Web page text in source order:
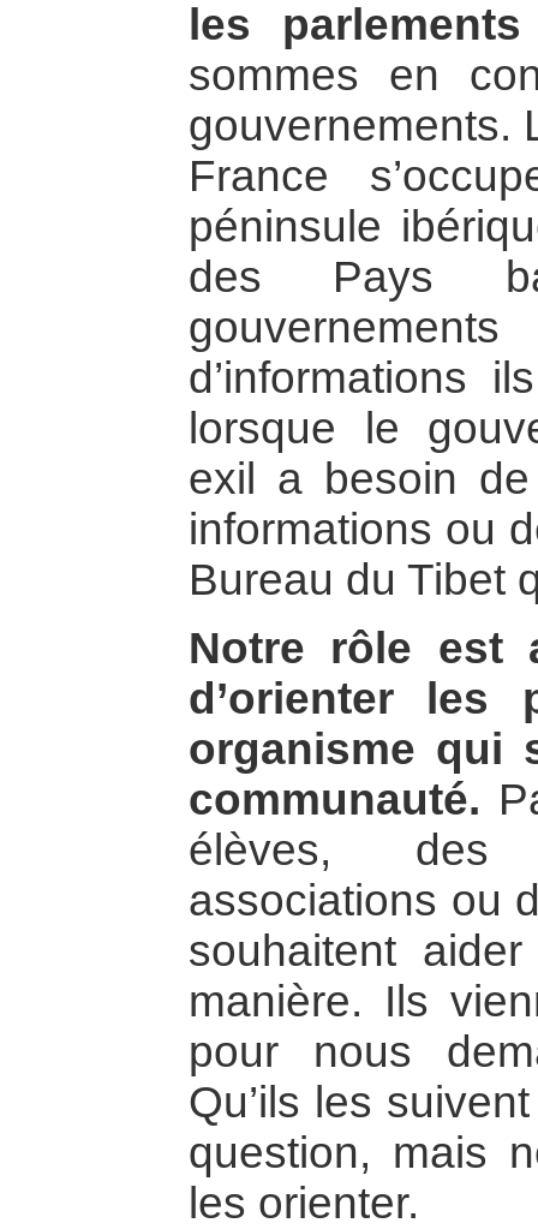
les
sommes en
gouvernements.
France
péninsule
des Pays
d’informations
lorsque le
exil a besoin
informations ou
Bureau du Tibet
Notre rôle est
d’orienter les
organisme qui
communauté.
élèves, des
associations ou
souhaitent
manière. Ils
pour nous
Qu’ils les
question, mais
les orienter.